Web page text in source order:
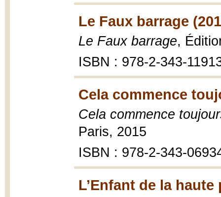
Le Faux barrage
Le Faux barrage,
ISBN : 978-2-343-
Cela commence
Cela commence
Paris, 2015
ISBN : 978-2-343-
L’Enfant de la haute